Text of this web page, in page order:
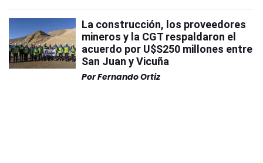
La construcción, los proveedores
mineros y la CGT respaldaron el
acuerdo por U$S250 millones entre
San Juan y Vicuña
PorFernando Ortiz